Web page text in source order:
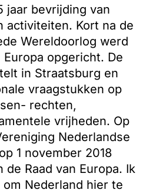
jaar bevrijding van
activiteiten. Kort na de
Wereldoorlog werd
Europa opgericht. De
in Straatsburg en
vraagstukken op
rechten,
vrijheden. Op
Nederlandse
1 november 2018
Raad van Europa. Ik
Nederland hier te